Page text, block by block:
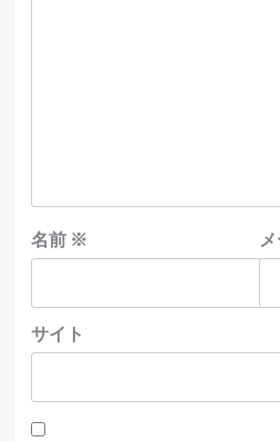
名前 ※
サイト